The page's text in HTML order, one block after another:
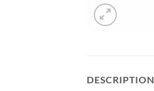
DESCRIPTION